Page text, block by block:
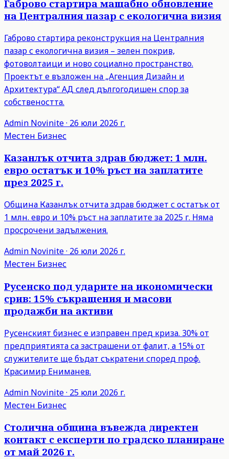
Габрово стартира мащабно обновление
на Централния пазар с екологична визия
Габрово стартира реконструкция на Централния
пазар с екологична визия – зелен покрив,
фотоволтаици и ново социално пространство.
Проектът е възложен на „Агенция Дизайн и
Архитектура“ АД след дългогодишен спор за
собствеността.
Admin Novinite· 26 юли 2026 г.
Местен Бизнес
Казанлък отчита здрав бюджет: 1 млн.
евро остатък и 10% ръст на заплатите
през 2025 г.
Община Казанлък отчита здрав бюджет с остатък от
1 млн. евро и 10% ръст на заплатите за 2025 г. Няма
просрочени задължения.
Admin Novinite· 26 юли 2026 г.
Местен Бизнес
Русенско под ударите на икономически
срив: 15% съкращения и масови
продажби на активи
Русенският бизнес е изправен пред криза. 30% от
предприятията са застрашени от фалит, а 15% от
служителите ще бъдат съкратени според проф.
Красимир Ениманев.
Admin Novinite· 25 юли 2026 г.
Местен Бизнес
Столична община въвежда директен
контакт с експерти по градско планиране
от май 2026 г.